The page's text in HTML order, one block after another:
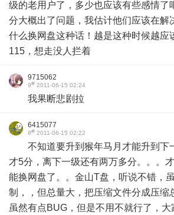
级的老用户了，多少也应该有些感情了
分大概出了问题，我估计他们应该在解
什么换网盘这种话！越是这种时候越应
115，想走没人拦着
9715062
9# 2011-06-15 02:24
我果断悲剧拉
6415077
8# 2011-06-15 02:22
不知道要升到猴年马月才能升到下
才5分，离下一级还有两万多分。。。
能换网盘了。。金山T盘，听说不错，
制，，但总量大，把压缩文件分成压缩
虽然有点BUG，但是不用不就行了，大